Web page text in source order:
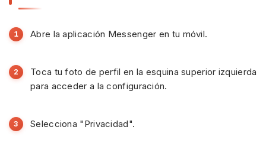
Abre la aplicación Messenger en tu móvil.
Toca tu foto de perfil en la esquina superior izquierda
para acceder a la configuración.
Selecciona "Privacidad".